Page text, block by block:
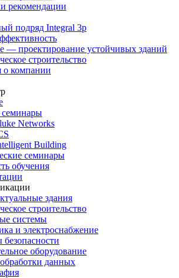
рекомендации
подряд Integral 3p
— проектирование устойчивых зданий
строительство
о компании
Networks
Building
семинары
обучения
здания
строительство
системы
и электроснабжение
оборудование
данных